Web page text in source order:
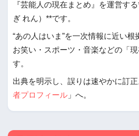
『芸能人の現在まとめ』を運営す
ぎ れん）**です。
“あの人はいま”を一次情報に近い根
お笑い・スポーツ・音楽などの「
す。
出典を明示し、誤りは速やかに訂正
者プロフィール 」へ。